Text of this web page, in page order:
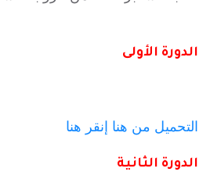
الدورة الأولى
التحميل من هنا إنقر هنا
الدورة الثانية